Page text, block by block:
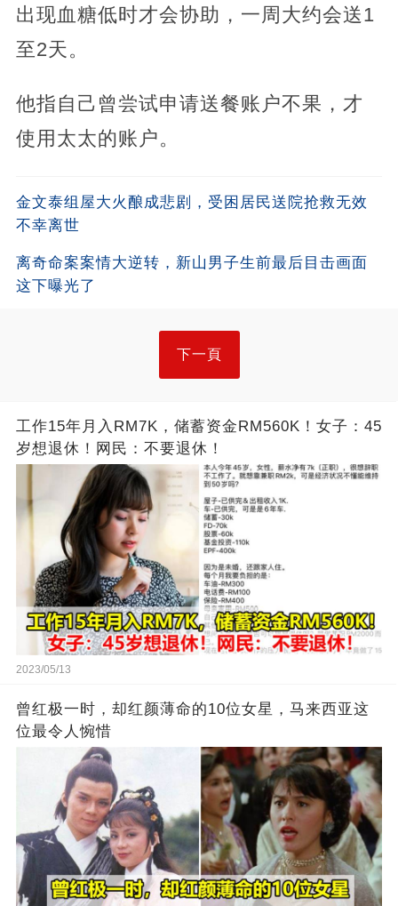
出现血糖低时才会协助，一周大约会送1
至2天。
他指自己曾尝试申请送餐账户不果，才
使用太太的账户。
金文泰组屋大火酿成悲剧，受困居民送院抢救无效
不幸离世
离奇命案案情大逆转，新山男子生前最后目击画面
这下曝光了
下一頁
工作15年月入RM7K，储蓄资金RM560K！女子：45
岁想退休！网民：不要退休！
2023/05/13
曾红极一时，却红颜薄命的10位女星，马来西亚这
位最令人惋惜